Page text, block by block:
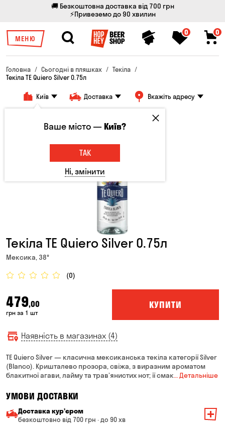
🚚 Безкоштовна доставка від 700 грн
⚡Привеземо до 90 хвилин
МЕНЮ
0 0
Головна Сьогодні в пляшках
Текіла
Текіла TE Quiero Silver 0.75л
Київ Доставка Вкажіть адресу
Текіла TE Quiero Silver 0.75л
Мексика, 38°
(0)
479,00
грн за 1 шт
КУПИТИ
Наявність в магазинах (4)
TE Quiero Silver — класична мексиканська текіла категорії Silver
(Blanco). Кришталево прозора, свіжа, з виразним ароматом
блакитної агави, лайму та трав’янистих нот; її смак… Детальніше
УМОВИ ДОСТАВКИ
Доставка курʼєром
безкоштовно від 700 грн · до 90 хв
Ваше місто —Київ?
ТАК
Ні, змінити